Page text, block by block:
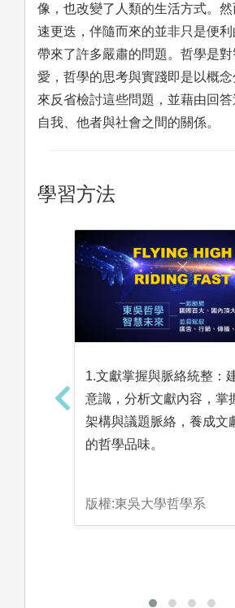
像，也改變了人類的生活方式。
速更迭，伴隨而來的並非只是便
帶來了許多嚴肅的問題。哲學是
愛，哲學的思考與實踐即是以概
來反省檢討這些問題，並藉由回
自我、他者與社會之間的關係。
學習方法
1.文獻掌握與脈絡統整：
意識，分析文獻內容，掌
架構與議題脈絡，養成文
的哲學品味。
版權:東吳大學哲學系